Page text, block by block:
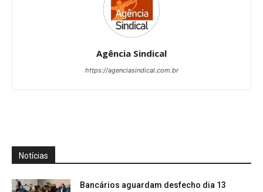
Agência Sindical
https://agenciasindical.com.br
Notícias
Bancários aguardam desfecho dia 13